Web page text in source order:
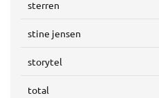
sterren
stine jensen
storytel
total